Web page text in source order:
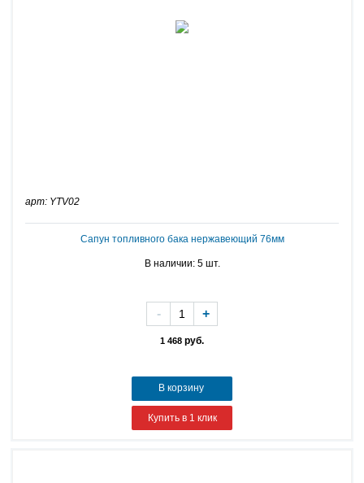
арт: YTV02
Сапун топливного бака нержавеющий 76мм
В наличии: 5 шт.
1 468 руб.
- +
В корзину
Купить в 1 клик